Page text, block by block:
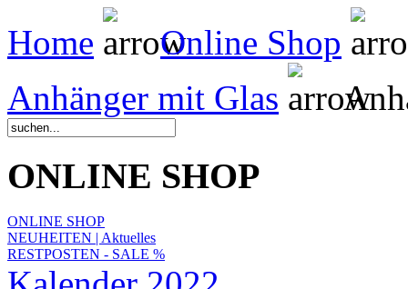
Home
Online Shop
Anhänger mit Glas
ONLINE SHOP
ONLINE SHOP
NEUHEITEN | Aktuelles
RESTPOSTEN - SALE %